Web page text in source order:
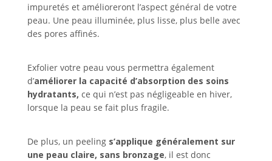
impuretés et amélioreront l’aspect général de votre
peau. Une peau illuminée, plus lisse, plus belle avec
des pores affinés.
Exfolier votre peau vous permettra également
d’améliorer la capacité d’absorption des soins
hydratants, ce qui n’est pas négligeable en hiver,
lorsque la peau se fait plus fragile.
De plus, un peeling s’applique généralement sur
une peau claire, sans bronzage, il est donc